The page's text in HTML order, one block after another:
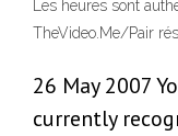
Les heures sont
TheVideo.Me/Pair
26 May 2007
currently